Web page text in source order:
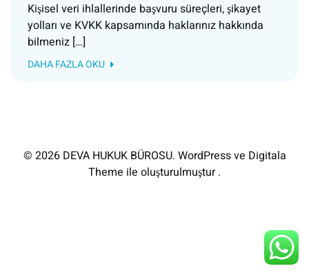
Kişisel veri ihlallerinde başvuru süreçleri, şikayet
yolları ve KVKK kapsamında haklarınız hakkında
bilmeniz […]
DAHA FAZLA OKU
© 2026 DEVA HUKUK BÜROSU. WordPress ve Digitala
Theme ile oluşturulmuştur .